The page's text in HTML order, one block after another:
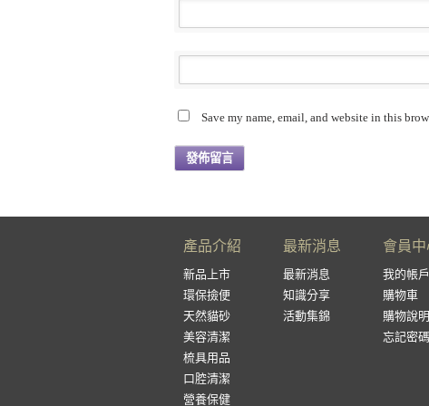
Save my name, email, and website in this
產品介紹
新品上市
環保撿便
天然貓砂
美容清潔
梳具用品
口腔清潔
營養保健
最新消息
最新消息
知識分享
活動集錦
會員
我的帳戶
購物車
購物說明
忘記密碼